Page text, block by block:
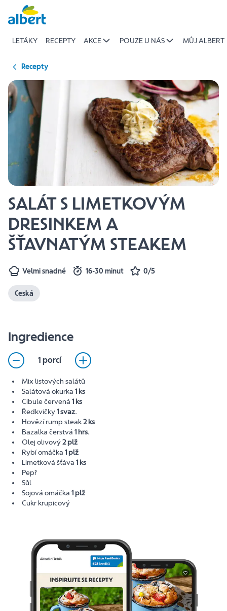
Přeskočit
LETÁKY RECEPTY AKCE POUZE U NÁS MŮJ ALBERT
Recepty
SALÁT S LIMETKOVÝM
DRESINKEM A
ŠŤAVNATÝM STEAKEM
Velmi snadné 16-30 minut 0/5
Česká
Ingredience
1 porcí
Mix listových salátů
Salátová okurka 1 ks
Cibule červená 1 ks
Ředkvičky1 svaz.
Hovězí rump steak2 ks
Bazalka čerstvá 1 hrs.
Olej olivový2 plž
Rybí omáčka 1 plž
Limetková šťáva 1 ks
Pepř
Sůl
Sojová omáčka 1 plž
Cukr krupicový